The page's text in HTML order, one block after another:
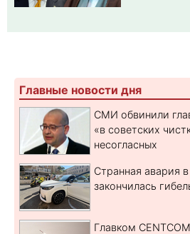
Главные новости дня
СМИ обвинили
«в советских
несогласных
Странная авария
закончилась
Главком